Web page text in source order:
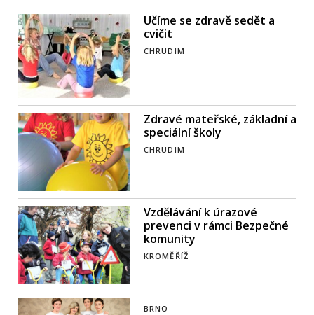
Učíme se zdravě sedět a
cvičit
CHRUDIM
Zdravé mateřské, základní a
speciální školy
CHRUDIM
Vzdělávání k úrazové
prevenci v rámci Bezpečné
komunity
KROMĚŘÍŽ
BRNO